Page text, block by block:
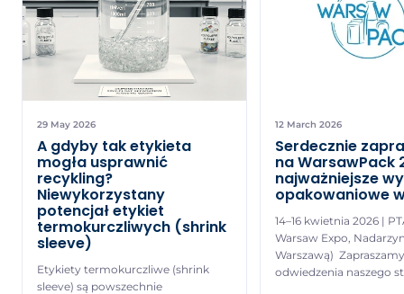
29 May 2026
A gdyby tak etykieta
mogła usprawnić
recykling?
Niewykorzystany
potencjał etykiet
termokurczliwych (shrink
sleeve)
Etykiety termokurczliwe (shrink
sleeve) są powszechnie
12 March 2026
Serdecznie
na WarsawPack
najważniejsze
opakowaniowe
14–16 kwietnia 2026 |
Warsaw Expo,
Warszawą)
odwiedzenia naszego